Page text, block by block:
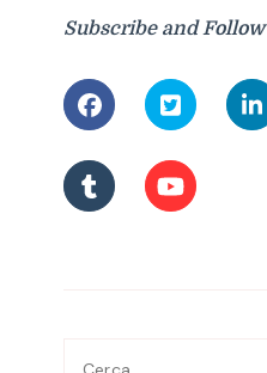
Subscribe and Follow
Ricerca